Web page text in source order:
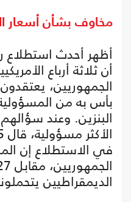
مخاوف بشأن أسعار
أظهر أحدث استطلاع
أن ثلاثة أرباع
الجمهوريين،
بأس به من
البنزين. وعند
في الاستطلاع إن
الديمقراطيين